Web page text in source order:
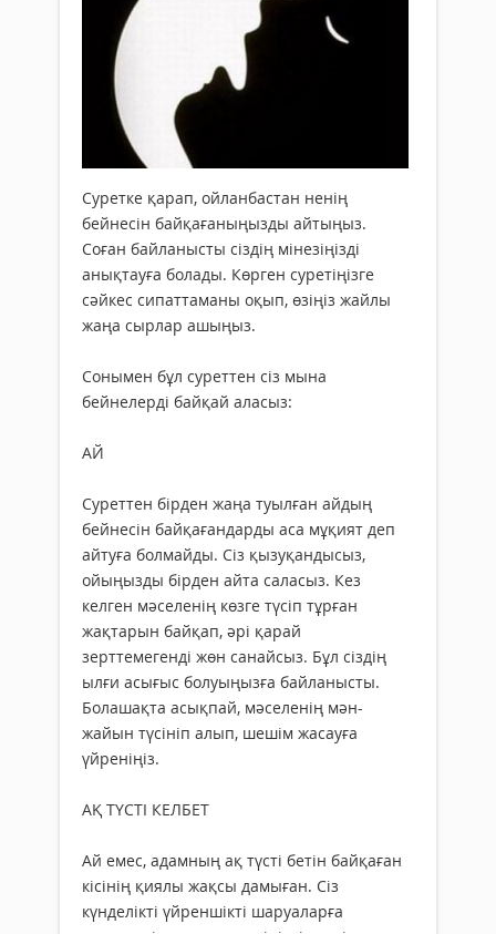
Cуретке қарап, ойланбастан ненің
бейнесін байқағаныңызды айтыңыз.
Соған байланысты сіздің мінезіңізді
анықтауға болады. Көрген суретіңізге
сәйкес сипаттаманы оқып, өзіңіз жайлы
жаңа сырлар ашыңыз.
Сонымен бұл суреттен сіз мына
бейнелерді байқай аласыз:
АЙ
Суреттен бірден жаңа туылған айдың
бейнесін байқағандарды аса мұқият деп
айтуға болмайды. Сіз қызуқандысыз,
ойыңызды бірден айта саласыз. Кез
келген мәселенің көзге түсіп тұрған
жақтарын байқап, әрі қарай
зерттемегенді жөн санайсыз. Бұл сіздің
ылғи асығыс болуыңызға байланысты.
Болашақта асықпай, мәселенің мән-
жайын түсініп алып, шешім жасауға
үйреніңіз.
АҚ ТҮСТІ КЕЛБЕТ
Ай емес, адамның ақ түсті бетін байқаған
кісінің қиялы жақсы дамыған. Сіз
күнделікті үйреншікті шаруаларға